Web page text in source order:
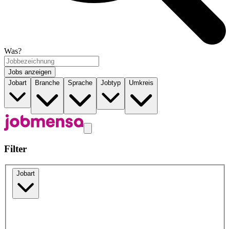
Was?
Jobs anzeigen
Jobart
Branche Sprache Jobtyp Umkreis
Filter
Jobart